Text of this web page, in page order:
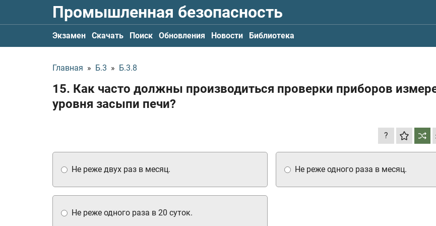
Промышленная безопасность
Экзамен Скачать Поиск Обновления Новости Библиотека
Главная » Б.3 » Б.3.8
15. Как часто должны производиться проверки приборов
уровня засыпи печи?
?
Не реже одного раза в 20 суток.
Не реже одного раза в месяц.
Не реже двух раз в месяц.